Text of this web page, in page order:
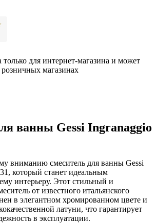
только для интернет-магазина и может
розничных магазинах
ванны Gessi Ingranaggio
вниманию смеситель для ванны Gessi
который станет идеальным
интерьеру. Этот стильный и
от известного итальянского
в элегантном хромированном цвете и
латуни, что гарантирует
в эксплуатации.